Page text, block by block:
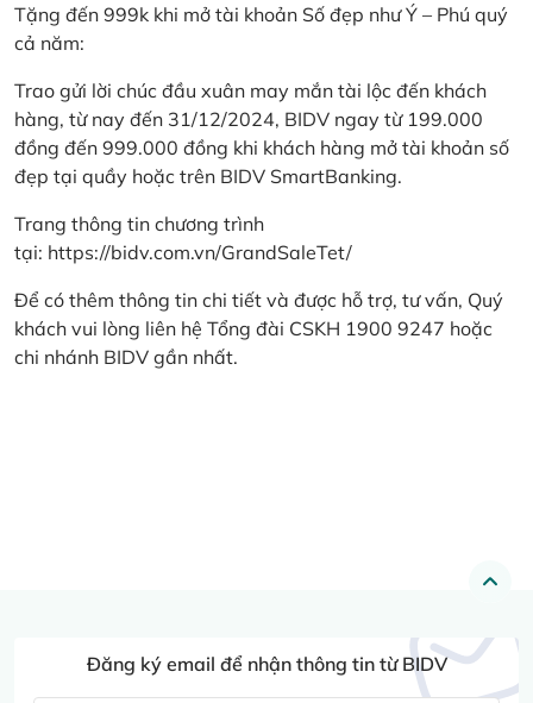
Tặng đến 999k khi mở tài khoản Số đẹp như Ý – Phú quý
cả năm:
Trao gửi lời chúc đầu xuân may mắn tài lộc đến khách
hàng, từ nay đến 31/12/2024, BIDV ngay từ 199.000
đồng đến 999.000 đồng khi khách hàng mở tài khoản số
đẹp tại quầy hoặc trên BIDV SmartBanking.
Trang thông tin chương trình
tại: https://bidv.com.vn/GrandSaleTet/
Để có thêm thông tin chi tiết và được hỗ trợ, tư vấn, Quý
khách vui lòng liên hệ Tổng đài CSKH 1900 9247 hoặc
chi nhánh BIDV gần nhất.
Đăng ký email để nhận thông tin từ BIDV